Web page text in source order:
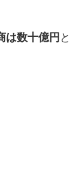
は数十億円と